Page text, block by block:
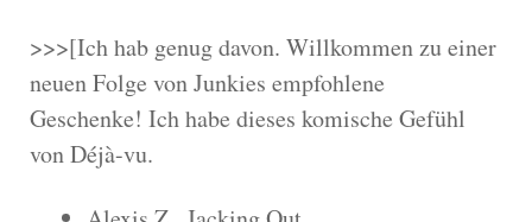
>>>[Ich hab genug davon. Willkommen zu einer
neuen Folge von Junkies empfohlene
Geschenke! Ich habe dieses komische Gefühl
von Déjà-vu.